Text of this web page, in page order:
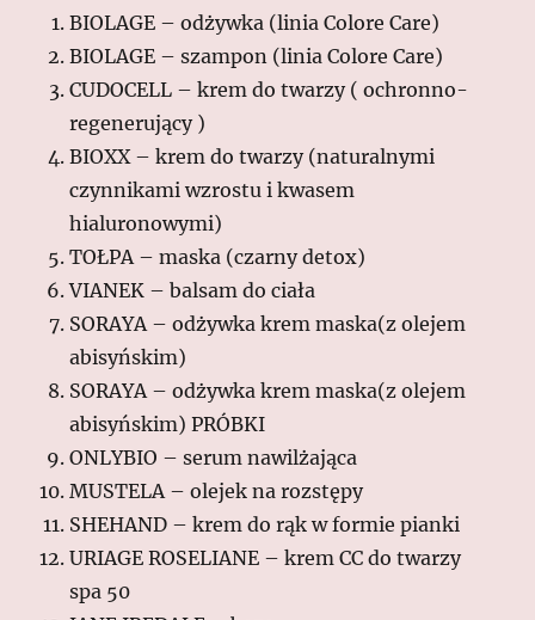
BIOLAGE – odżywka (linia Colore Care)
BIOLAGE – szampon (linia Colore Care)
CUDOCELL – krem do twarzy ( ochronno-
regenerujący )
BIOXX – krem do twarzy (naturalnymi
czynnikami wzrostu i kwasem
hialuronowymi)
TOŁPA – maska (czarny detox)
VIANEK – balsam do ciała
SORAYA – odżywka krem maska(z olejem
abisyńskim)
SORAYA – odżywka krem maska(z olejem
abisyńskim) PRÓBKI
ONLYBIO – serum nawilżająca
MUSTELA – olejek na rozstępy
SHEHAND – krem do rąk w formie pianki
URIAGE ROSELIANE – krem CC do twarzy
spa 50